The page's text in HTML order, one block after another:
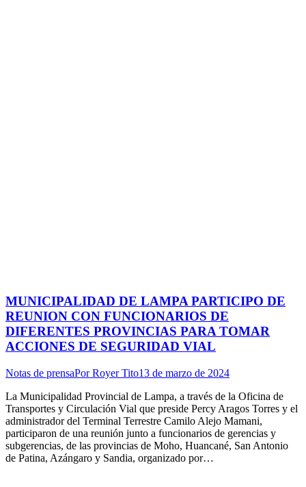
MUNICIPALIDAD DE LAMPA PARTICIPO DE
REUNION CON FUNCIONARIOS DE
DIFERENTES PROVINCIAS PARA TOMAR
ACCIONES DE SEGURIDAD VIAL
Notas de prensaPorRoyer Tito13 de marzo de 2024
La Municipalidad Provincial de Lampa, a través de la Oficina de
Transportes y Circulación Vial que preside Percy Aragos Torres y el
administrador del Terminal Terrestre Camilo Alejo Mamani,
participaron de una reunión junto a funcionarios de gerencias y
subgerencias, de las provincias de Moho, Huancané, San Antonio
de Patina, Azángaro y Sandia, organizado por…